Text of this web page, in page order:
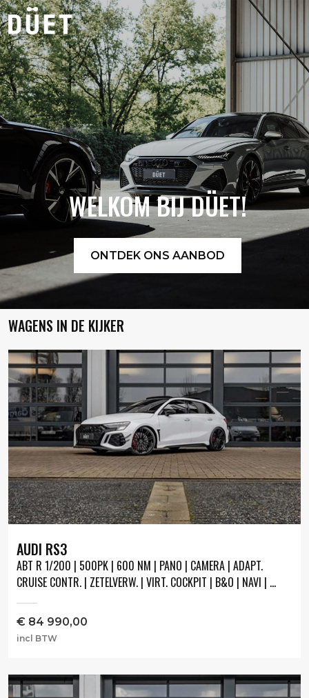
AANBOD
OVER DUET
CONTACT
WELKOM BIJ DÜET!
ONTDEK ONS AANBOD
WAGENS IN DE KIJKER
AUDI RS3
ABT R 1/200 | 500PK | 600 NM | PANO | CAMERA | ADAPT.
CRUISE CONTR. | ZETELVERW. | VIRT. COCKPIT | B&O | NAVI | ...
€ 84 990,00
incl BTW